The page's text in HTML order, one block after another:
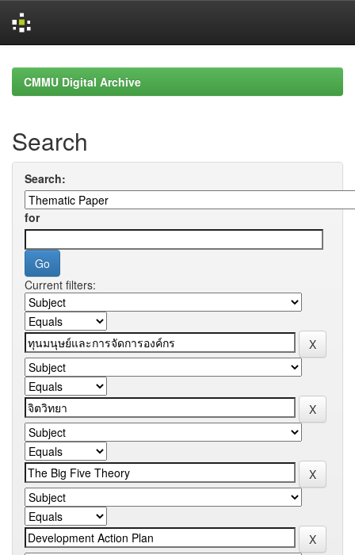
navigationCMMU Digital Archive
Search
Search:
for
Current filters: